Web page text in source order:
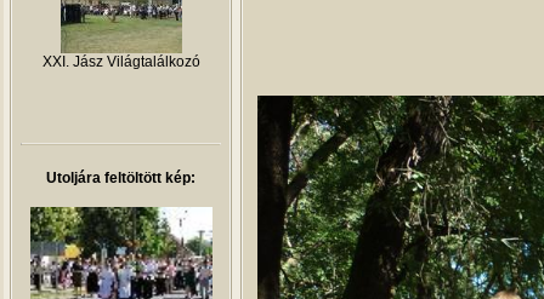
XXI. Jász Világtalálkozó
Utoljára feltöltött kép: